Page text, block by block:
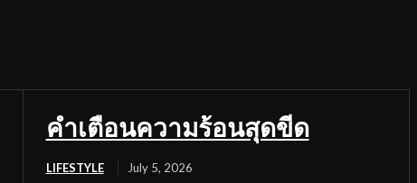
คำเตือนความร้อนสุดขีด
LIFESTYLE July 5, 2026